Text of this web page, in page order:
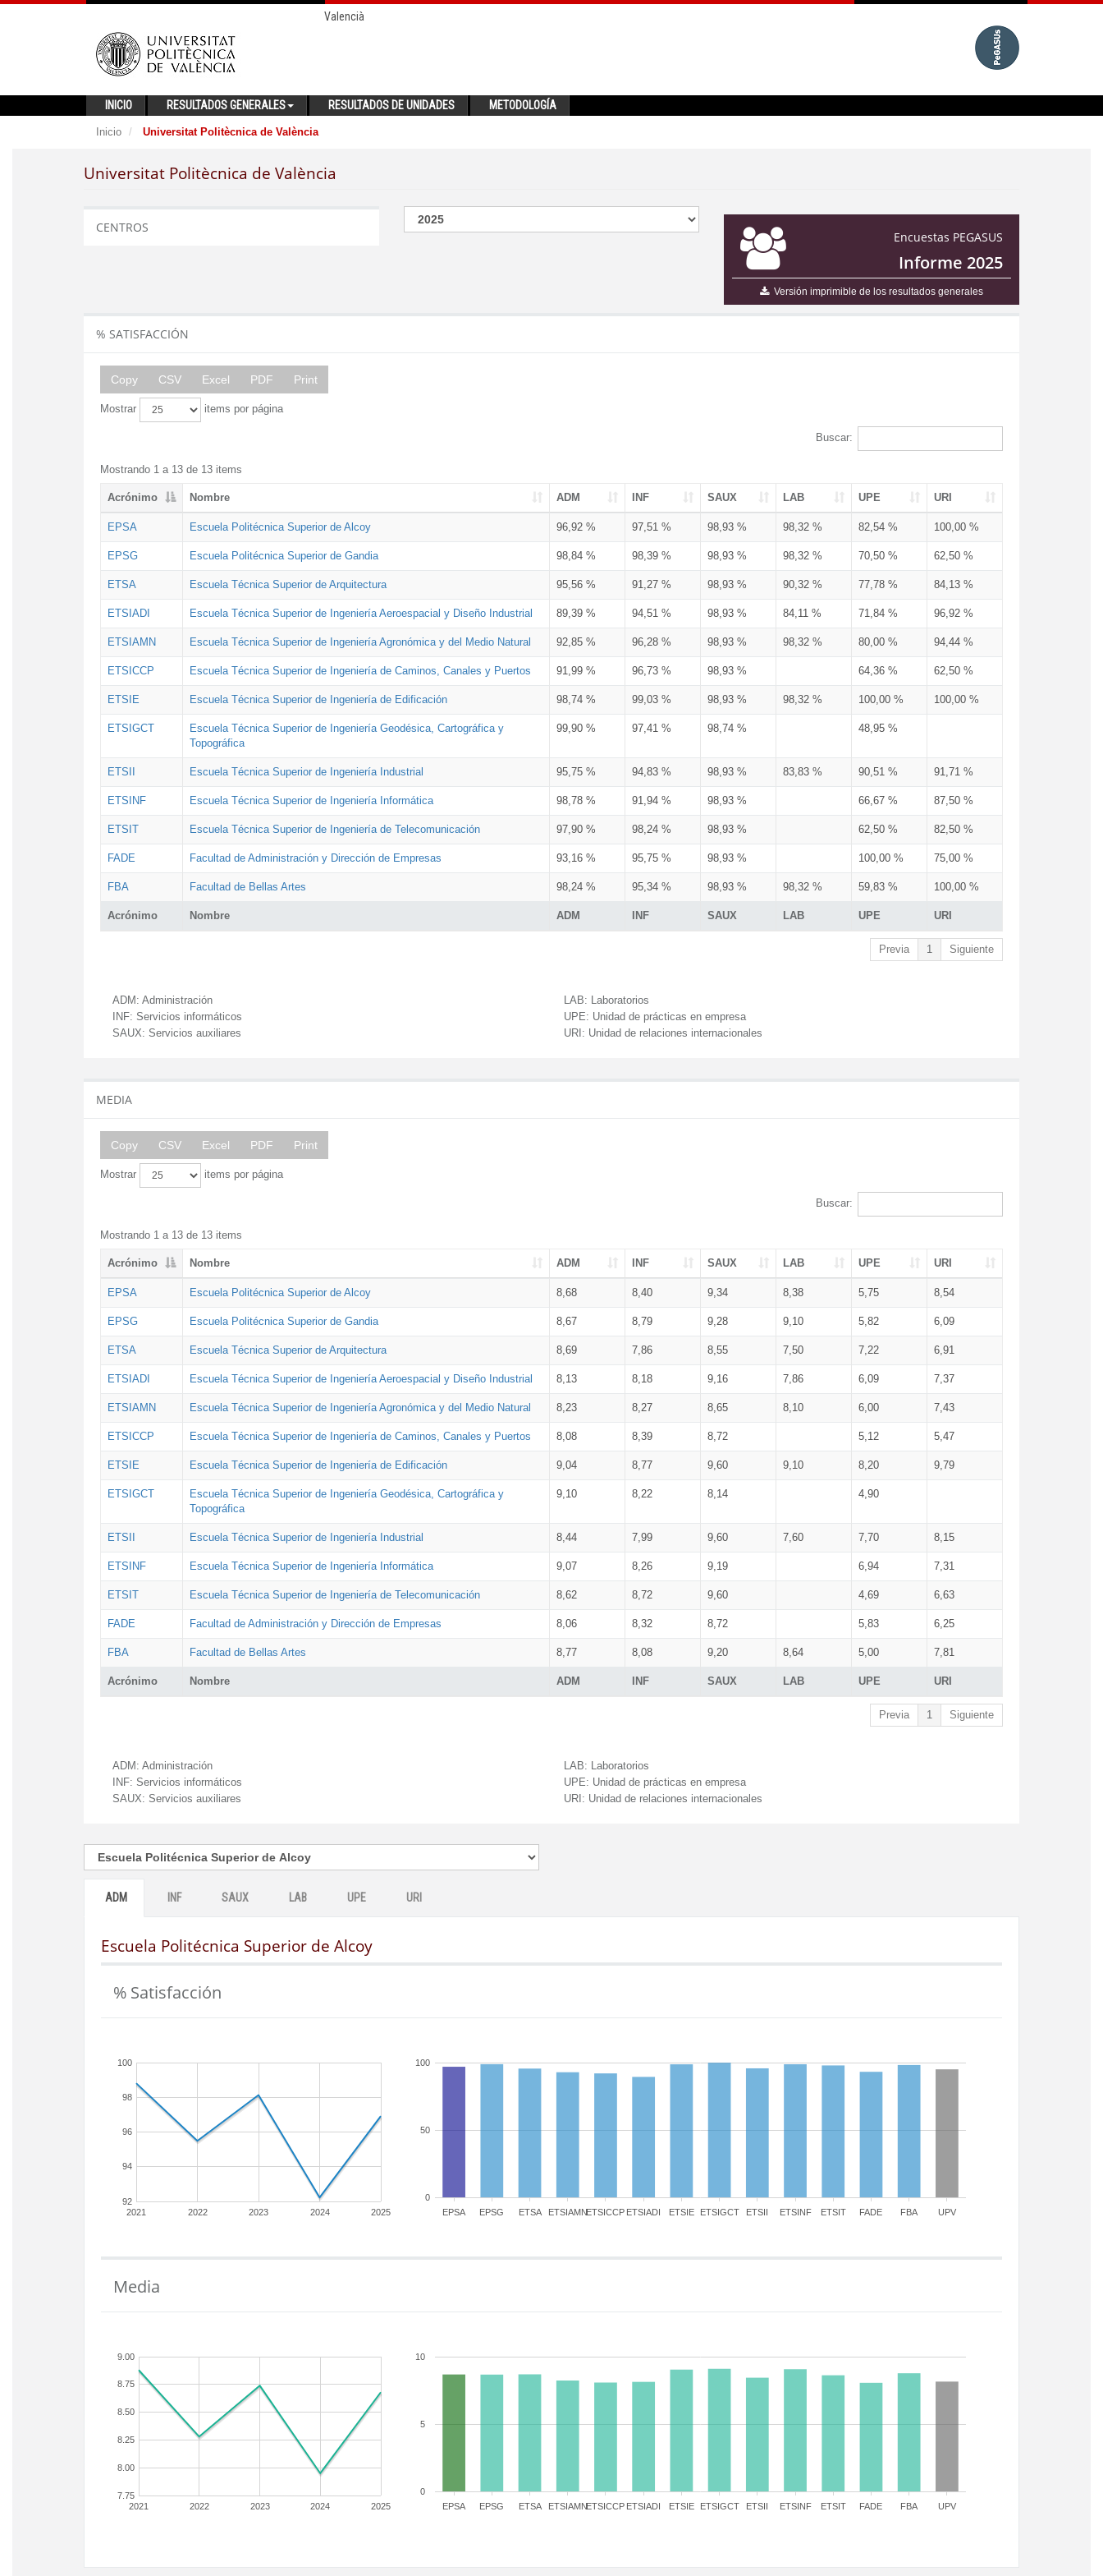
Valencià
INICIO RESULTADOS GENERALES RESULTADOS DE UNIDADES METODOLOGÍA
Inicio Universitat Politècnica de València
Universitat Politècnica de València
Encuestas PEGASUS
Informe 2025
Versión imprimible de los resultados generales
CENTROS
% SATISFACCIÓN
Copy CSV Excel PDF Print
Mostrar items por página
Buscar:
Mostrando 1 a 13 de 13 items
Acrónimo Nombre ADM INF SAUX LAB UPE URI
Acrónimo Nombre ADM INF SAUX LAB UPE URI
EPSA Escuela Politécnica Superior de Alcoy 96,92 % 97,51 % 98,93 % 98,32 % 82,54 % 100,00 %
EPSG Escuela Politécnica Superior de Gandia 98,84 % 98,39 % 98,93 % 98,32 % 70,50 % 62,50 %
ETSA Escuela Técnica Superior de Arquitectura 95,56 % 91,27 % 98,93 % 90,32 % 77,78 % 84,13 %
ETSIADI Escuela Técnica Superior de Ingeniería Aeroespacial y Diseño Industrial 89,39 % 94,51 % 98,93 % 84,11 % 71,84 % 96,92 %
ETSIAMN Escuela Técnica Superior de Ingeniería Agronómica y del Medio Natural 92,85 % 96,28 % 98,93 % 98,32 % 80,00 % 94,44 %
ETSICCP Escuela Técnica Superior de Ingeniería de Caminos, Canales y Puertos 91,99 % 96,73 % 98,93 % 64,36 % 62,50 %
ETSIE Escuela Técnica Superior de Ingeniería de Edificación 98,74 % 99,03 % 98,93 % 98,32 % 100,00 % 100,00 %
ETSIGCT
Escuela Técnica Superior de Ingeniería Geodésica, Cartográfica y
Topográfica
99,90 % 97,41 % 98,74 % 48,95 %
ETSII Escuela Técnica Superior de Ingeniería Industrial 95,75 % 94,83 % 98,93 % 83,83 % 90,51 % 91,71 %
ETSINF Escuela Técnica Superior de Ingeniería Informática 98,78 % 91,94 % 98,93 % 66,67 % 87,50 %
ETSIT Escuela Técnica Superior de Ingeniería de Telecomunicación 97,90 % 98,24 % 98,93 % 62,50 % 82,50 %
FADE Facultad de Administración y Dirección de Empresas 93,16 % 95,75 % 98,93 % 100,00 % 75,00 %
FBA Facultad de Bellas Artes 98,24 % 95,34 % 98,93 % 98,32 % 59,83 % 100,00 %
Previa 1 Siguiente
ADM: Administración
INF: Servicios informáticos
SAUX: Servicios auxiliares
LAB: Laboratorios
UPE: Unidad de prácticas en empresa
URI: Unidad de relaciones internacionales
MEDIA
Copy CSV Excel PDF Print
Mostrar items por página
Buscar:
Mostrando 1 a 13 de 13 items
Acrónimo Nombre ADM INF SAUX LAB UPE URI
Acrónimo Nombre ADM INF SAUX LAB UPE URI
EPSA Escuela Politécnica Superior de Alcoy 8,68 8,40 9,34 8,38 5,75 8,54
EPSG Escuela Politécnica Superior de Gandia 8,67 8,79 9,28 9,10 5,82 6,09
ETSA Escuela Técnica Superior de Arquitectura 8,69 7,86 8,55 7,50 7,22 6,91
ETSIADI Escuela Técnica Superior de Ingeniería Aeroespacial y Diseño Industrial 8,13 8,18 9,16 7,86 6,09 7,37
ETSIAMN Escuela Técnica Superior de Ingeniería Agronómica y del Medio Natural 8,23 8,27 8,65 8,10 6,00 7,43
ETSICCP Escuela Técnica Superior de Ingeniería de Caminos, Canales y Puertos 8,08 8,39 8,72 5,12 5,47
ETSIE Escuela Técnica Superior de Ingeniería de Edificación 9,04 8,77 9,60 9,10 8,20 9,79
ETSIGCT
Escuela Técnica Superior de Ingeniería Geodésica, Cartográfica y
Topográfica
9,10 8,22 8,14 4,90
ETSII Escuela Técnica Superior de Ingeniería Industrial 8,44 7,99 9,60 7,60 7,70 8,15
ETSINF Escuela Técnica Superior de Ingeniería Informática 9,07 8,26 9,19 6,94 7,31
ETSIT Escuela Técnica Superior de Ingeniería de Telecomunicación 8,62 8,72 9,60 4,69 6,63
FADE Facultad de Administración y Dirección de Empresas 8,06 8,32 8,72 5,83 6,25
FBA Facultad de Bellas Artes 8,77 8,08 9,20 8,64 5,00 7,81
Previa 1 Siguiente
ADM: Administración
INF: Servicios informáticos
SAUX: Servicios auxiliares
LAB: Laboratorios
UPE: Unidad de prácticas en empresa
URI: Unidad de relaciones internacionales
ADM INF SAUX LAB UPE URI
Escuela Politécnica Superior de Alcoy
% Satisfacción
2021 2022 2023 2024 2025
92
94
96
98
100
EPSA EPSG ETSA ETSIAMNETSICCP ETSIADI ETSIE ETSIGCT ETSII ETSINF ETSIT FADE FBA UPV
0
50
100
Media
2021 2022 2023 2024 2025
7.75
8.00
8.25
8.50
8.75
9.00
EPSA EPSG ETSA ETSIAMNETSICCP ETSIADI ETSIE ETSIGCT ETSII ETSINF ETSIT FADE FBA UPV
0
5
10